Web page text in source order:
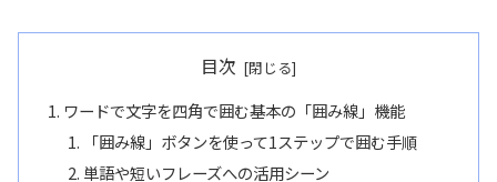
目次
ワードで文字を四角で囲む基本の「囲み線」機能
「囲み線」ボタンを使って1ステップで囲む手順
単語や短いフレーズへの活用シーン